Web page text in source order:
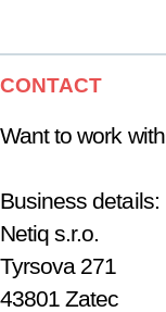
CONTACT
Want to work
Business details:
Netiq s.r.o.
Tyrsova 271
43801 Zatec